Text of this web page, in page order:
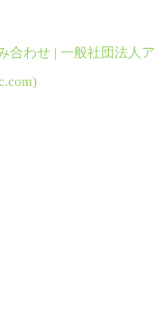
合わせ | 一般社団法人ア